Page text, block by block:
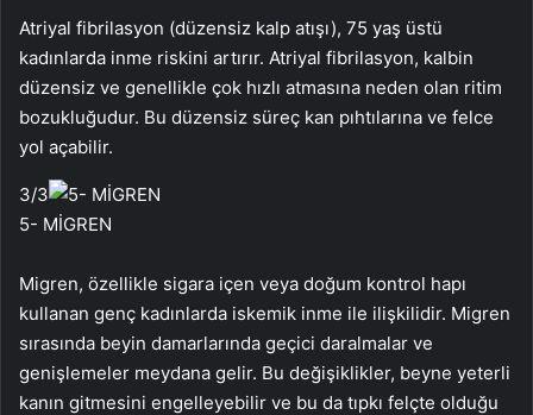
Atriyal fibrilasyon (düzensiz kalp atışı), 75 yaş üstü
kadınlarda inme riskini artırır. Atriyal fibrilasyon, kalbin
düzensiz ve genellikle çok hızlı atmasına neden olan ritim
bozukluğudur. Bu düzensiz süreç kan pıhtılarına ve felce
yol açabilir.
3/3
5- MİGREN
Migren, özellikle sigara içen veya doğum kontrol hapı
kullanan genç kadınlarda iskemik inme ile ilişkilidir. Migren
sırasında beyin damarlarında geçici daralmalar ve
genişlemeler meydana gelir. Bu değişiklikler, beyne yeterli
kanın gitmesini engelleyebilir ve bu da tıpkı felçte olduğu